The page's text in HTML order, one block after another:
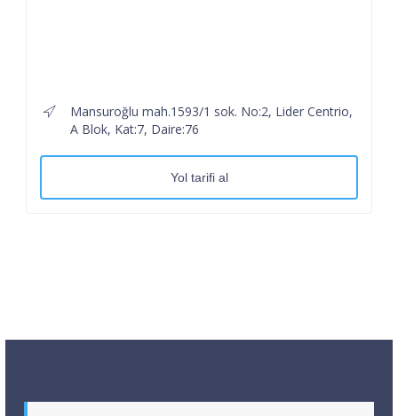
Mansuroğlu mah.1593/1 sok. No:2, Lider Centrio,
A Blok, Kat:7, Daire:76
Yol tarifi al